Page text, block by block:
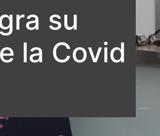
su
la Covid